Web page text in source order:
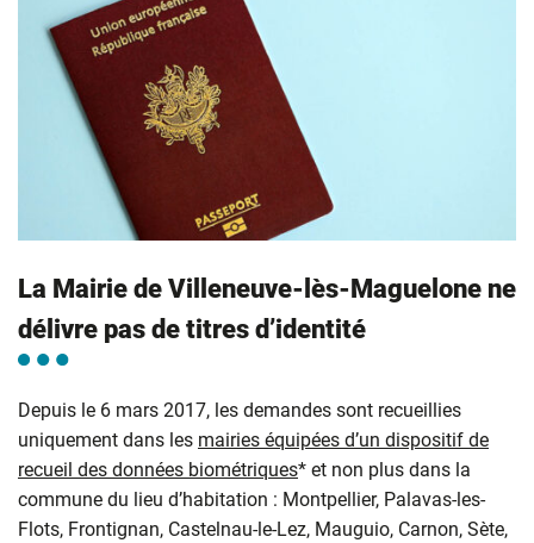
La Mairie de Villeneuve-lès-Maguelone ne
délivre pas de titres d’identité
Depuis le 6 mars 2017, les demandes sont recueillies
uniquement dans les mairies équipées d’un dispositif de
recueil des données biométriques* et non plus dans la
commune du lieu d’habitation : Montpellier, Palavas-les-
Flots, Frontignan, Castelnau-le-Lez, Mauguio, Carnon, Sète,